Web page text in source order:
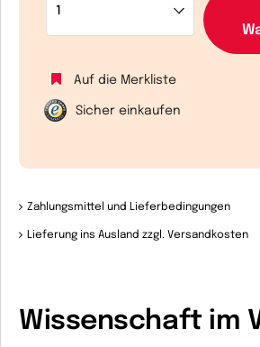
Auf die Merkliste
Sicher einkaufen
Zahlungsmittel und Lieferbedingungen
Lieferung ins Ausland zzgl. Versandkosten
Wissenschaft im